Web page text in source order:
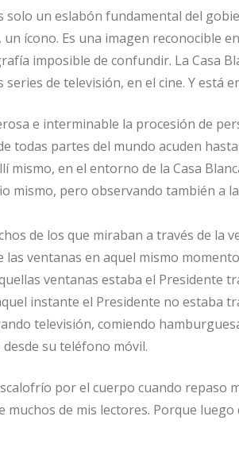
solo un eslabón fundamental del
un ícono. Es una imagen reconocible
imposible de confundir. La Casa
series de televisión, en el cine. Y está
e interminable la procesión de
todas partes del mundo acuden
mismo, en el entorno de la Casa
mismo, pero observando también a
de los que miraban a través de la
ventanas en aquel mismo
ventanas estaba el Presidente
instante el Presidente no estaba
televisión, comiendo
su teléfono móvil.
por el cuerpo cuando repaso
muchos de mis lectores. Porque